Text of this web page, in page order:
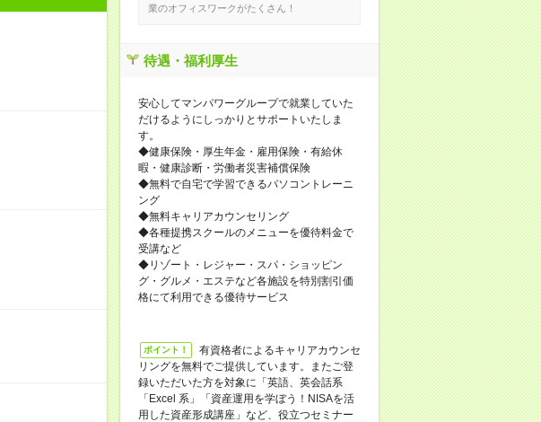
業のオフィスワークがたくさん！
待遇・福利厚生
安心してマンパワーグループで就業していた
だけるようにしっかりとサポートいたしま
す。
◆健康保険・厚生年金・雇用保険・有給休
暇・健康診断・労働者災害補償保険
◆無料で自宅で学習できるパソコントレーニ
ング
◆無料キャリアカウンセリング
◆各種提携スクールのメニューを優待料金で
受講など
◆リゾート・レジャー・スパ・ショッピン
グ・グルメ・エステなど各施設を特別割引価
格にて利用できる優待サービス
ポイント！
有資格者によるキャリアカウンセ
リングを無料でご提供しています。またご登
録いただいた方を対象に「英語、英会話系
「Excel 系」「資産運用を学ぼう！NISAを活
用した資産形成講座」など、役立つセミナー